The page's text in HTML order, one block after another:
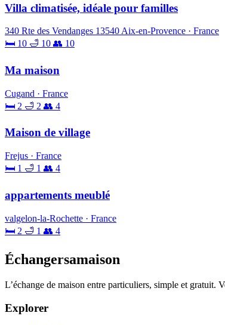
Villa climatisée, idéale pour familles
340 Rte des Vendanges 13540 Aix-en-Provence · France
🛏 10 🛁 10 👥 10
Ma maison
Cugand · France
🛏 2 🛁 2 👥 4
Maison de village
Frejus · France
🛏 1 🛁 1 👥 4
appartements meublé
valgelon-la-Rochette · France
🛏 2 🛁 1 👥 4
Échangersamaison
L’échange de maison entre particuliers, simple et gratuit.
Explorer